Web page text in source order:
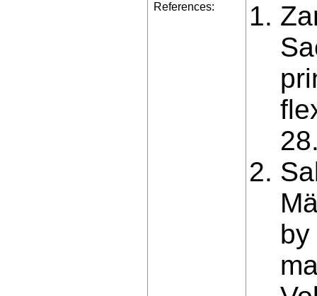
References: